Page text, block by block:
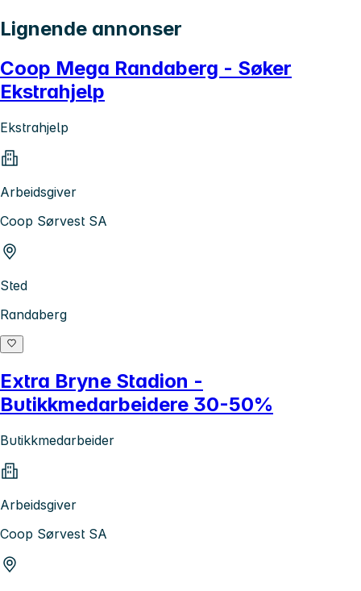
Lignende annonser
Coop Mega Randaberg - Søker
Ekstrahjelp
Ekstrahjelp
Arbeidsgiver
Coop Sørvest SA
Sted
Randaberg
Extra Bryne Stadion -
Butikkmedarbeidere 30-50%
Butikkmedarbeider
Arbeidsgiver
Coop Sørvest SA